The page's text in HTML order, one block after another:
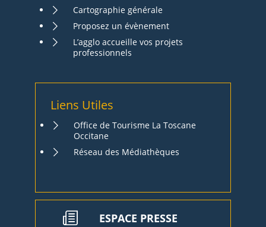
Cartographie générale
Proposez un évènement
L’agglo accueille vos projets
professionnels
Liens Utiles
Office de Tourisme La Toscane
Occitane
Réseau des Médiathèques
ESPACE PRESSE